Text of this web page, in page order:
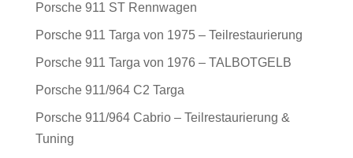
Porsche 911 ST Rennwagen
Porsche 911 Targa von 1975 – Teilrestaurierung
Porsche 911 Targa von 1976 – TALBOTGELB
Porsche 911/964 C2 Targa
Porsche 911/964 Cabrio – Teilrestaurierung &
Tuning